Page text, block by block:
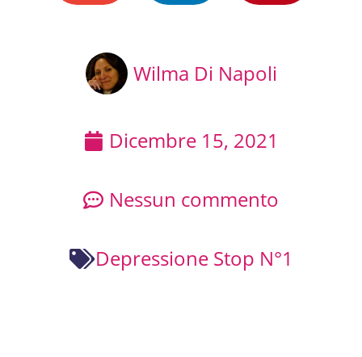
Wilma Di Napoli
Dicembre 15, 2021
Nessun commento
Depressione Stop N°1